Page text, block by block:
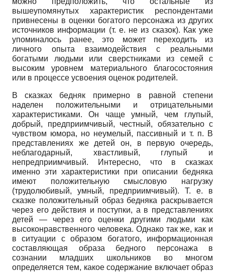
вышеупомянутых характеристик респондентами
привнесены в оценки богатого персонажа из других
источников информации (т. е. не из сказок). Как уже
упоминалось ранее, это может переходить из
личного опыта взаимодействия с реальными
богатыми людьми или сверстниками из семей с
высоким уровнем материального благосостояния
или в процессе усвоения оценок родителей.
В сказках бедняк примерно в равной степени
наделен положительными и отрицательными
характеристиками. Он чаще умный, чем глупый,
добрый, предприимчивый, честный, обязательно с
чувством юмора, но неумелый, пассивный и т. п. В
представлениях же детей он, в первую очередь,
неблагодарный, хвастливый, глупый и
непредприимчивый. Интересно, что в сказках
именно эти характеристики при описании бедняка
имеют положительную смысловую нагрузку
(трудолюбивый, умный, предприимчивый). Т. е. в
сказке положительный образ бедняка раскрывается
через его действия и поступки, а в представлениях
детей — через его оценки другими людьми как
высоконравственного человека. Однако так же, как и
в ситуации с образом богатого, информационная
составляющая образа бедного персонажа в
сознании младших школьников во многом
определяется тем, какое содержание включает образ